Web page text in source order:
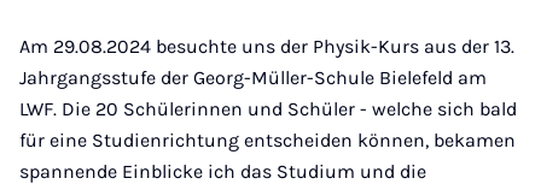
Mail
Am 29.08.2024 besuchte uns der Physik-Kurs aus der 13.
Jahrgangsstufe der Georg-Müller-Schule Bielefeld am
LWF. Die 20 Schülerinnen und Schüler - welche sich bald
für eine Studienrichtung entscheiden können, bekamen
spannende Einblicke ich das Studium und die